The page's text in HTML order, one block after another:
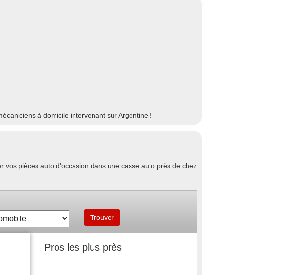
à domicile intervenant sur Argentine !
pièces auto d'occasion dans une casse auto près de chez